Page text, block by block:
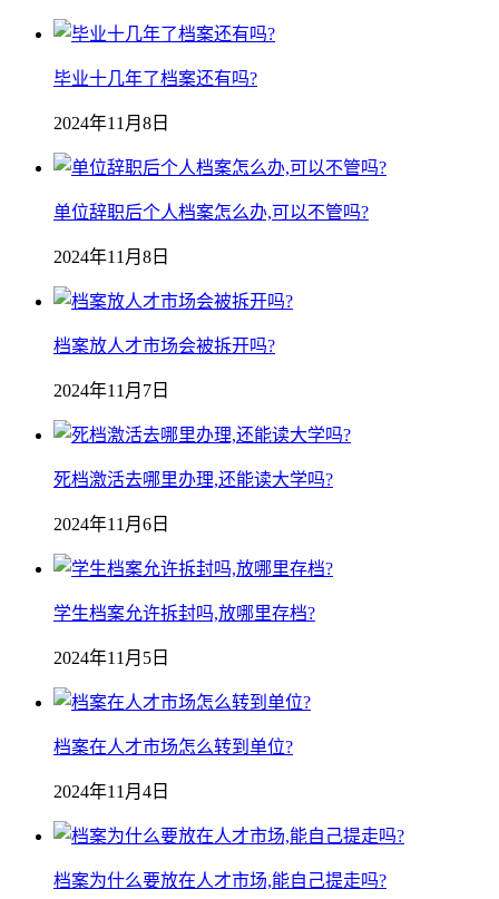
毕业十几年了档案还有吗?
2024年11月8日
单位辞职后个人档案怎么办,可以不管吗?
2024年11月8日
档案放人才市场会被拆开吗?
2024年11月7日
死档激活去哪里办理,还能读大学吗?
2024年11月6日
学生档案允许拆封吗,放哪里存档?
2024年11月5日
档案在人才市场怎么转到单位?
2024年11月4日
档案为什么要放在人才市场,能自己提走吗?